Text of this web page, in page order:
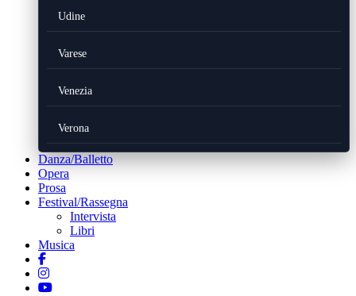
Udine
Varese
Venezia
Verona
Danza/Balletto
Opera
Prosa
Festival/Rassegna
Intervista
Libri
Musica